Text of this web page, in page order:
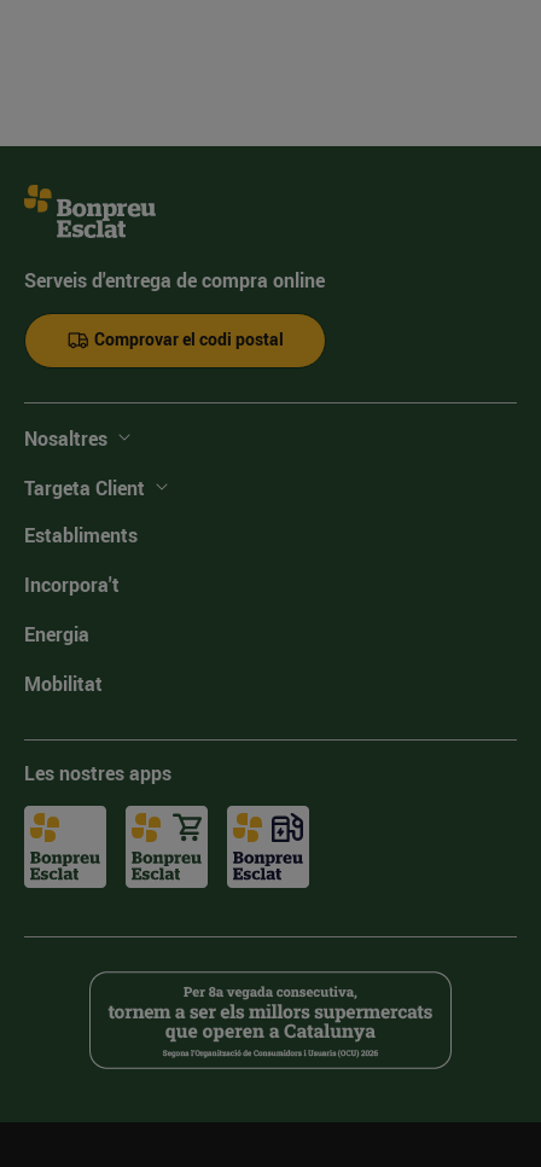
Serveis d'entrega de compra online
Comprovar el codi postal
Nosaltres
Targeta Client
Establiments
Incorpora't
Energia
Mobilitat
Les nostres apps